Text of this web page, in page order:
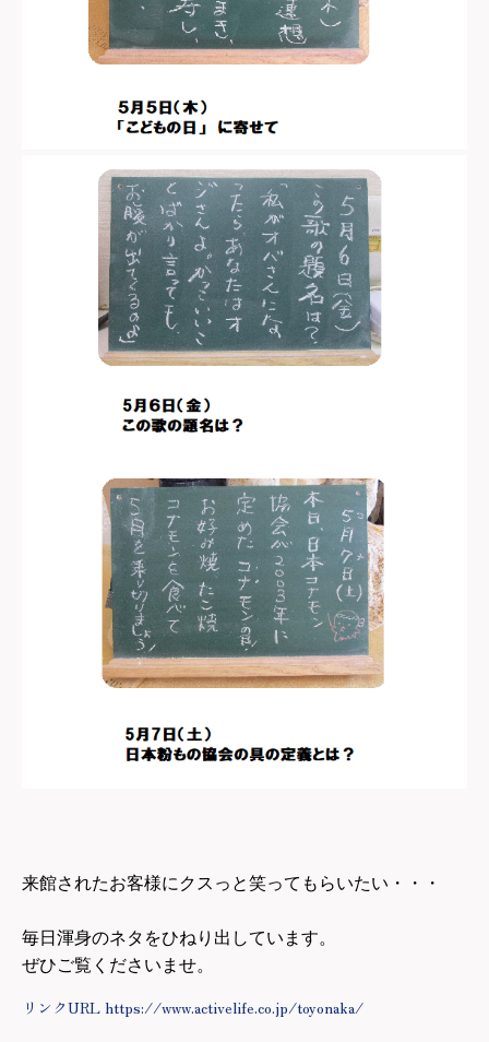
来館されたお客様にクスっと笑ってもらいたい・・・
毎日渾身のネタをひねり出しています。
ぜひご覧くださいませ。
リンクURL https://www.activelife.co.jp/toyonaka/